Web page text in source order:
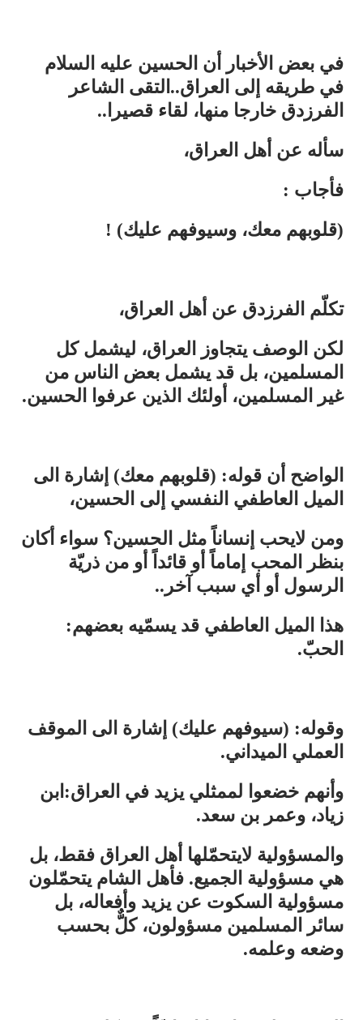
في بعض الأخبار أن الحسين عليه السلام
في طريقه إلى العراق..التقى الشاعر
الفرزدق خارجا منها، لقاء قصيرا..
سأله عن أهل العراق،
فأجاب :
(قلوبهم معك، وسيوفهم عليك) !
تكلّم الفرزدق عن أهل العراق،
لكن الوصف يتجاوز العراق، ليشمل كل
المسلمين، بل قد يشمل بعض الناس من
غير المسلمين، أولئك الذين عرفوا الحسين.
الواضح أن قوله: (قلوبهم معك) إشارة الى
الميل العاطفي النفسي إلى الحسين،
ومن لايحب إنساناً مثل الحسين؟ سواء أكان
بنظر المحب إماماً أو قائداً أو من ذريّة
الرسول أو أي سبب آخر..
هذا الميل العاطفي قد يسمّيه بعضهم:
الحبّ.
وقوله: (سيوفهم عليك) إشارة الى الموقف
العملي الميداني.
وأنهم خضعوا لممثلي يزيد في العراق:ابن
زياد، وعمر بن سعد.
والمسؤولية لايتحمّلها أهل العراق فقط، بل
هي مسؤولية الجميع. فأهل الشام يتحمّلون
مسؤولية السكوت عن يزيد وأفعاله، بل
سائر المسلمين مسؤولون، كلٌّ بحسب
وضعه وعلمه.